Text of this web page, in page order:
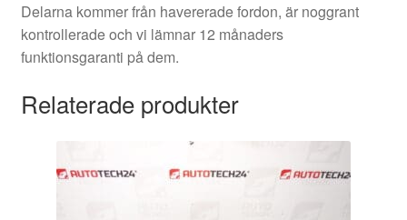
Delarna kommer från havererade fordon, är noggrant
kontrollerade och vi lämnar 12 månaders
funktionsgaranti på dem.
Relaterade produkter